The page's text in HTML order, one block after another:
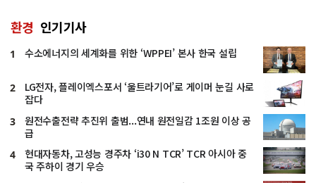
환경 인기기사
1 수소에너지의 세계화를 위한 ‘WPPEI’ 본사 한국 설립
2
LG전자, 플레이엑스포서 ‘울트라기어’로 게이머 눈길 사로
잡다
3
원전수출전략 추진위 출범...연내 원전일감 1조원 이상 공
급
4
현대자동차, 고성능 경주차 ‘i30 N TCR’ TCR 아시아 중
국 주하이 경기 우승